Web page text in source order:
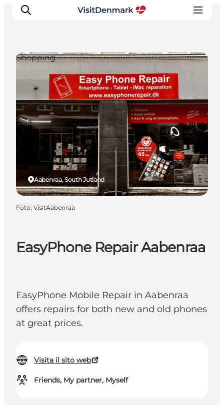
Ispirazioni
Dove andare
Cosa fare
Dove dormire
Pianifica il viaggio
EasyPhone Repair Aabenraa
EasyPhone Mobile Repair in Aabenraa
offers repairs for both new and old phones
at great prices.
Visita il sito web
Friends, My partner, Myself
Aabenraa, South Jutland
Shopping
Foto: VisitAabenraa